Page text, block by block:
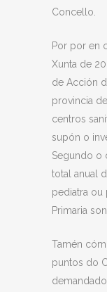
Concello.
Por por en
Xunta de
de Acción
provincia
centros
supón o
Segundo o
total anual
pediatra ou
Primaria
Tamén
puntos do